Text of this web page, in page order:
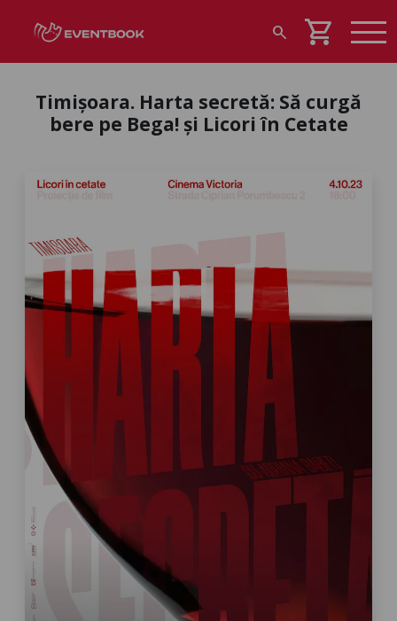
search shopping_cart
Timișoara. Harta secretă: Să curgă
bere pe Bega! și Licori în Cetate